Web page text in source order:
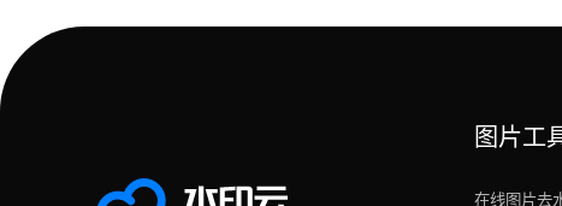
图片工
在线图片去